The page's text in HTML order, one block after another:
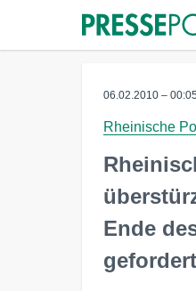
06.02.2010 – 00:05
Rheinische
Ende
gefordert